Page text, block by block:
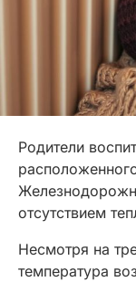
Родители
отсутствием
Несмотря на
температура